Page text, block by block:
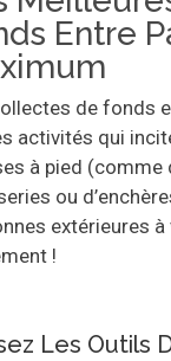
Entre
de fonds
activités qui
à pied (comme
ou
extérieures
!
Les Outils